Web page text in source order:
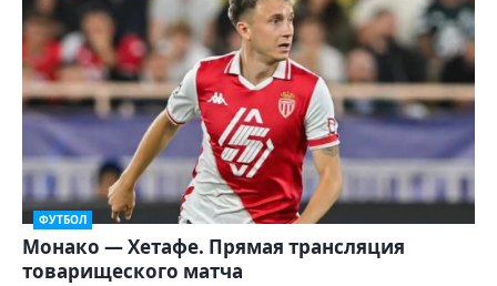
ФУТБОЛ
Монако — Хетафе. Прямая трансляция
товарищеского матча